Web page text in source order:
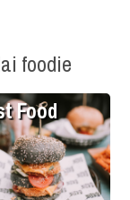
foodie
Food